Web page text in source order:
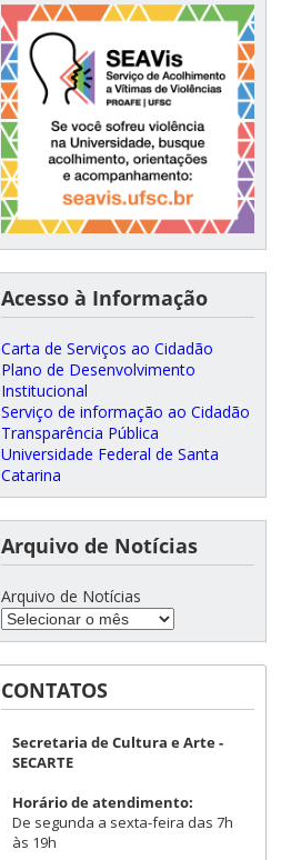
Acesso à Informação
Carta de Serviços ao Cidadão
Plano de Desenvolvimento
Institucional
Serviço de informação ao Cidadão
Transparência Pública
Universidade Federal de Santa
Catarina
Arquivo de Notícias
Arquivo de Notícias
CONTATOS
Secretaria de Cultura e Arte -
SECARTE
Horário de atendimento:
De segunda a sexta-feira das 7h
às 19h